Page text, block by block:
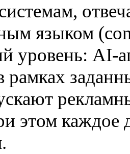
языком
уровень: AI-
рамках
этом каждое